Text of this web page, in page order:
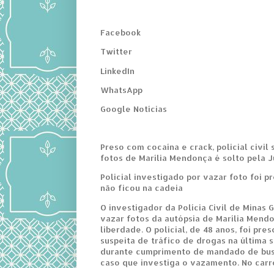
Facebook
Twitter
LinkedIn
WhatsApp
Google Notícias
Preso com cocaína e crack, policial civil
fotos de Marília Mendonça é solto pela
Policial investigado por vazar foto foi
não ficou na cadeia
O investigador da Polícia Civil de Minas
vazar fotos da autópsia de Marília
liberdade. O policial, de 48 anos, foi
suspeita de tráfico de drogas na última
durante cumprimento de mandado de
caso que investiga o vazamento. No